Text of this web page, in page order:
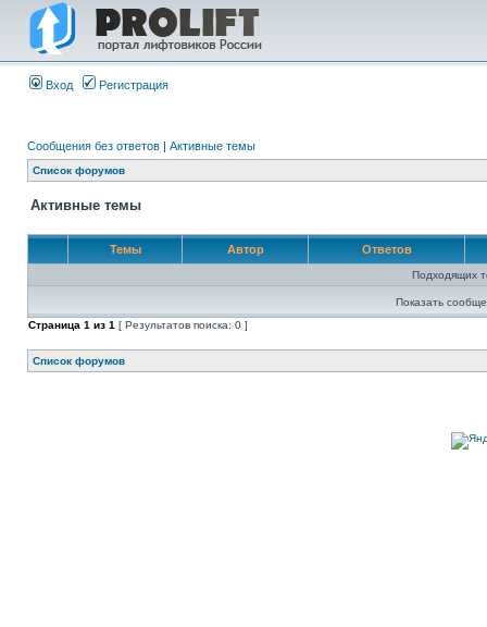
Вход Регистрация
Сообщения без ответов | Активные темы
Список форумов
Активные темы
Темы Автор Ответов
Подходящих
Показать
Страница 1 из 1 [ Результатов поиска: 0 ]
Список форумов